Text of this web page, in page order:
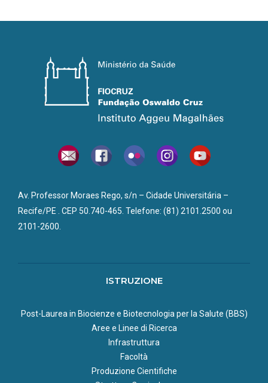
Av. Professor Moraes Rego, s/n – Cidade Universitária –
Recife/PE . CEP 50.740-465. Telefone: (81) 2101.2500 ou
2101-2600.
ISTRUZIONE
Post-Laurea in Biocienze e Biotecnologia per la Salute (BBS)
Aree e Linee di Ricerca
Infrastruttura
Facoltà
Produzione Cientifiche